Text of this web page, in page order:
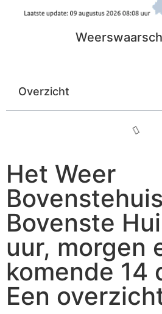
Overzicht
Het Weer
Bovenste
uur, morgen
komende 14
Een